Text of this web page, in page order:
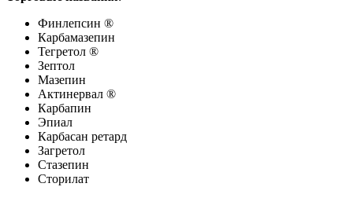
Финлепсин ®
Карбамазепин
Тегретол ®
Зептол
Мазепин
Актинервал ®
Карбапин
Эпиал
Карбасан ретард
Загретол
Стазепин
Сторилат